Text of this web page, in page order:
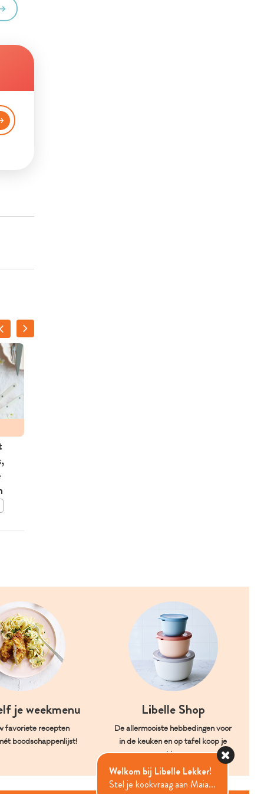
je weekmenu
favoriete recepten
boodschappenlijst!
Libelle Shop
De allermooiste hebbedingen voor
in de keuken en op tafel koop je
hier.
Welkom bij Libelle Lekker!
Stel je kookvraag aan Maia...